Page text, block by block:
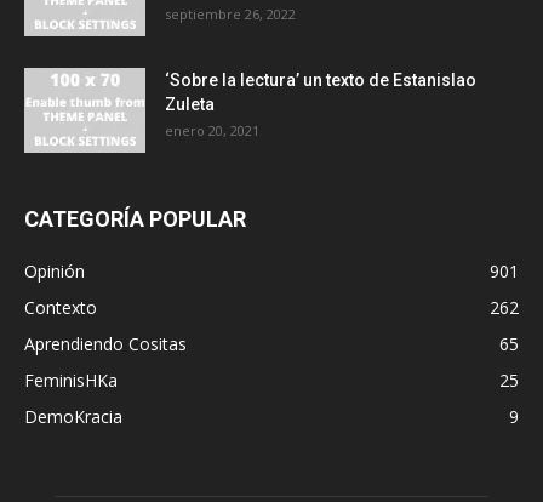
septiembre 26, 2022
‘Sobre la lectura’ un texto de Estanislao
Zuleta
enero 20, 2021
CATEGORÍA POPULAR
Opinión
901
Contexto
262
Aprendiendo Cositas
65
FeminisHKa
25
DemoKracia
9